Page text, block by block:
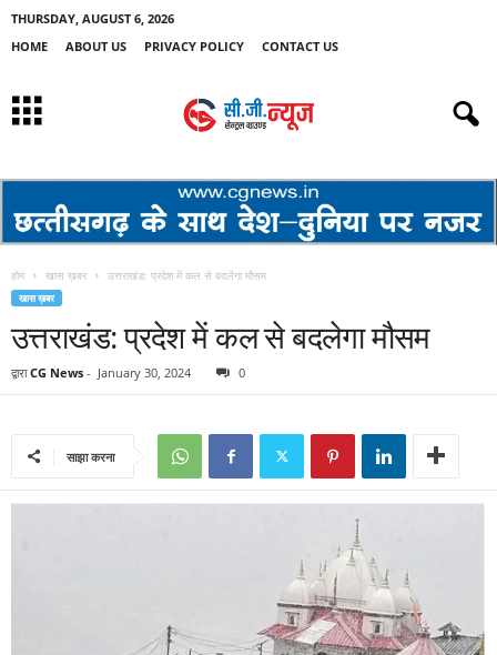
THURSDAY, AUGUST 6, 2026
HOME
ABOUT US PRIVACY POLICY CONTACT US
होम खास ख़बर उत्तराखंड: प्रदेश में कल से बदलेगा मौसम
खास ख़बर
उत्तराखंड: प्रदेश में कल से बदलेगा मौसम
द्वारा CG News - January 30, 2024 0
साझा करना